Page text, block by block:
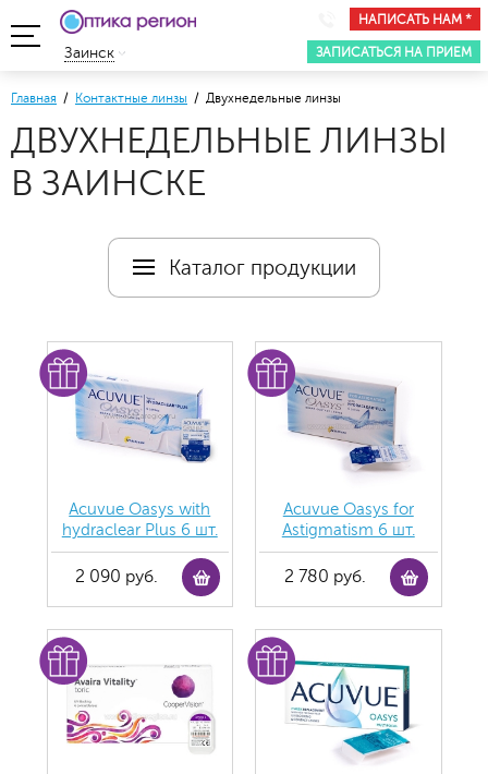
НАПИСАТЬ НАМ *
ЗАПИСАТЬСЯ НА ПРИЕМ
Заинск
Главная / Контактные линзы / Двухнедельные линзы
ДВУХНЕДЕЛЬНЫЕ ЛИНЗЫ
В ЗАИНСКЕ
Каталог продукции
Acuvue Oasys with
hydraclear Plus 6 шт.
2 090 руб.
Acuvue Oasys for
Astigmatism 6 шт.
2 780 руб.